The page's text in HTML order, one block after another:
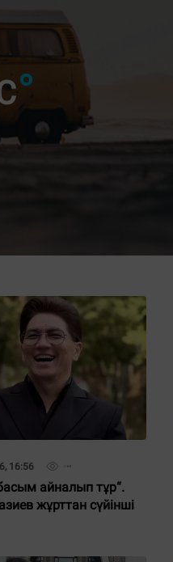
16:56
айналып тұр“.
жұрттан сүйінші